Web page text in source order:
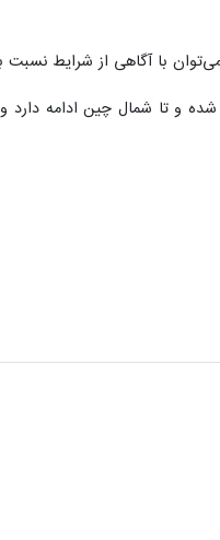
با آگاهی از شرایط نسبت به
و تا شمال چین ادامه